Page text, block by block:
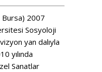
2007
Sosyoloji
yan dalıyla
yılında
Sanatlar